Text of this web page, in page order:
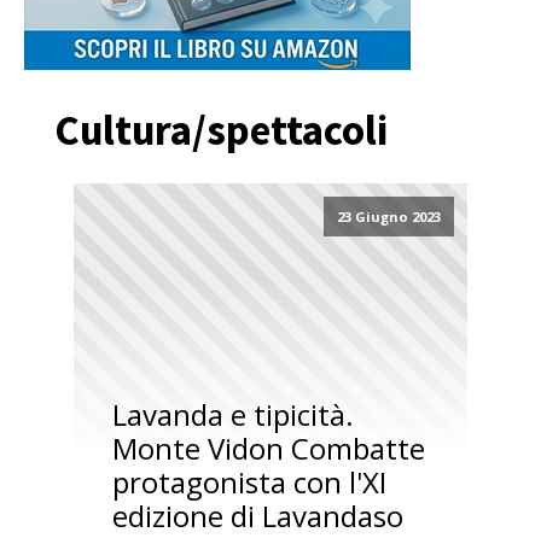
Cultura/spettacoli
23 Giugno 2023
Lavanda e tipicità.
Monte Vidon Combatte
protagonista con l'XI
edizione di Lavandaso